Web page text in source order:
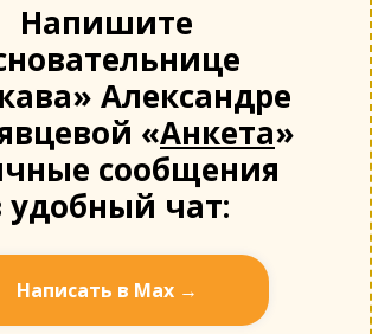
Напишите
Александре
«Анкета»
сообщения
удобный чат:
Написать в Мах →